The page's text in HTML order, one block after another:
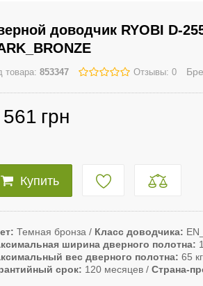
доводчик RYOBI D-
товара: 853347 Отзывы: 0
грн
Купить
Темная бронза Класс доводчика
ширина дверного полотна
вес дверного полотна 65 кг
срок
120 месяцев Страна-